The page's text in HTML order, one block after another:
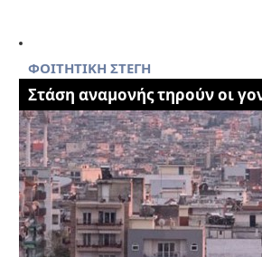
ΦΟΙΤΗΤΙΚΗ ΣΤΕΓΗ
Στάση αναμονής τηρούν οι